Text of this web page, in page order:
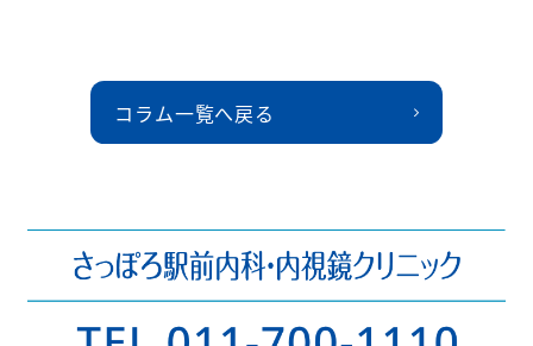
コラム一覧へ戻る